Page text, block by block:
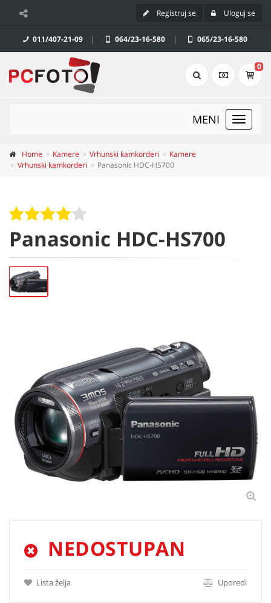
Registruj se Uloguj se
011/407-21-09 | 064/23-16-580 | 065/23-16-580
0
Toggle
MENI
Home Kamere Vrhunski kamkorderi
Kamere
Vrhunski kamkorderi
Panasonic HDC-HS700
Panasonic HDC-HS700
NEDOSTUPAN
Lista želja Uporedi